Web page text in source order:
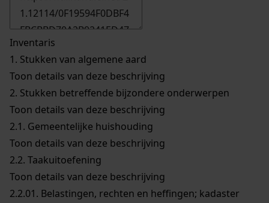
Inventaris
1. Stukken van algemene aard
Toon details van deze beschrijving
2. Stukken betreffende bijzondere onderwerpen
Toon details van deze beschrijving
2.1. Gemeentelijke huishouding
Toon details van deze beschrijving
2.2. Taakuitoefening
Toon details van deze beschrijving
2.2.01. Belastingen, rechten en heffingen; kadaster